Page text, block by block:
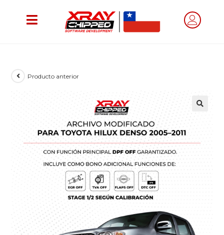
Producto anterior